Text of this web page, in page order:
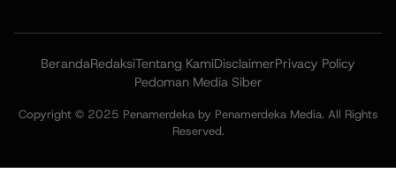
BerandaRedaksiTentang KamiDisclaimerPrivacy Policy
Pedoman Media Siber
Copyright © 2025 Penamerdeka by Penamerdeka Media. All Rights
Reserved.